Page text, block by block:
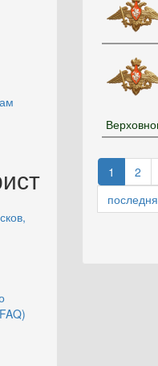
1 2